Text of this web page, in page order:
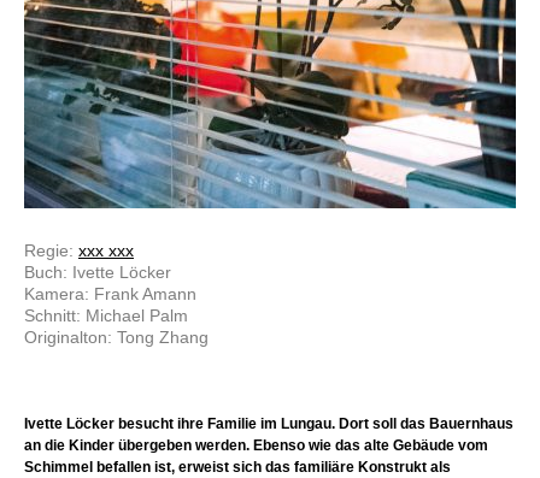
Regie: xxx xxx
Buch: Ivette Löcker
Kamera: Frank Amann
Schnitt: Michael Palm
Originalton: Tong Zhang
Ivette Löcker besucht ihre Familie im Lungau. Dort soll das Bauernhaus
an die Kinder übergeben werden. Ebenso wie das alte Gebäude vom
Schimmel befallen ist, erweist sich das familiäre Konstrukt als